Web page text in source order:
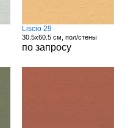
Liscio 29
30.5x60.5 см, пол/стены
по запросу